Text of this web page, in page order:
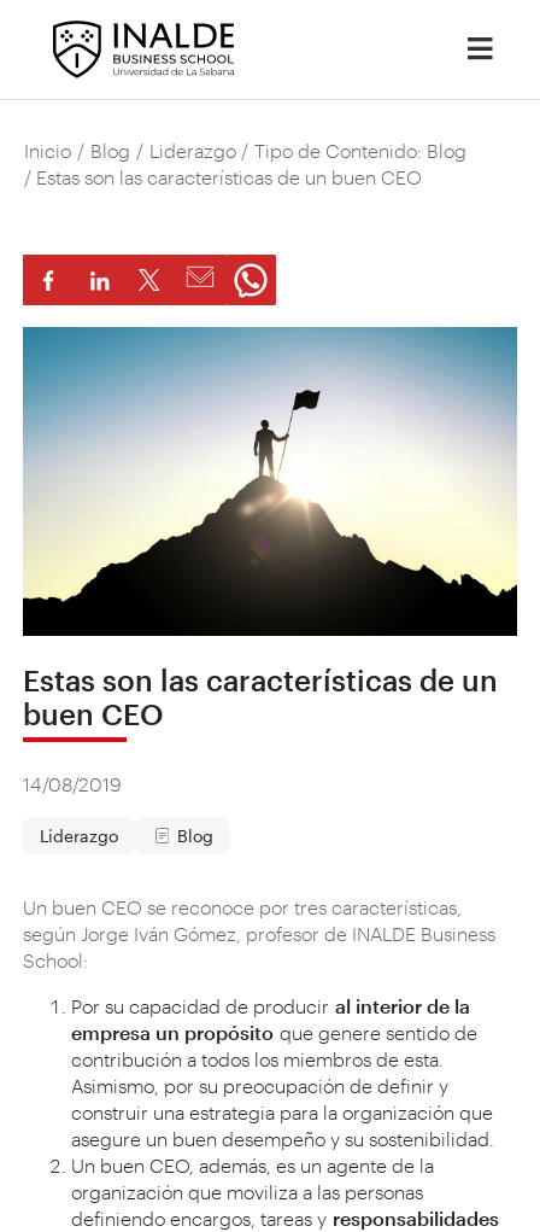
Inicio / Blog / Liderazgo / Tipo de Contenido: Blog
/ Estas son las características de un buen CEO
Estas son las características de un
buen CEO
14/08/2019
Liderazgo Blog
Un buen CEO se reconoce por tres características,
según Jorge Iván Gómez, profesor de INALDE Business
School:
Por su capacidad de produciral interior de la
empresa un propósito que genere sentido de
contribución a todos los miembros de esta.
Asimismo, por su preocupación de definir y
construir una estrategia para la organización que
asegure un buen desempeño y su sostenibilidad.
Un buen CEO, además, es un agente de la
organización que moviliza a las personas
definiendo encargos, tareas y responsabilidades